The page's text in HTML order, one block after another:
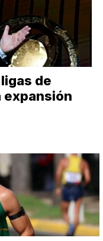
ligas de
expansión